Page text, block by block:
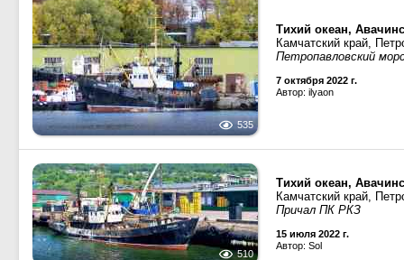
535
Тихий океан,
Камчатский край,
Петропавловский
7 октября 2022 г.
Автор: ilyaon
510
Тихий океан,
Камчатский край,
Причал ПК РКЗ
15 июля 2022 г.
Автор: Sol